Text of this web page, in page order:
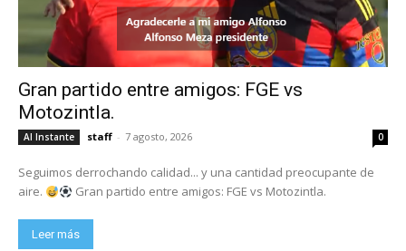
Gran partido entre amigos: FGE vs
Motozintla.
Al Instante staff - 7 agosto, 2026 0
Seguimos derrochando calidad... y una cantidad preocupante de
aire.
Gran partido entre amigos: FGE vs Motozintla.
Leer más